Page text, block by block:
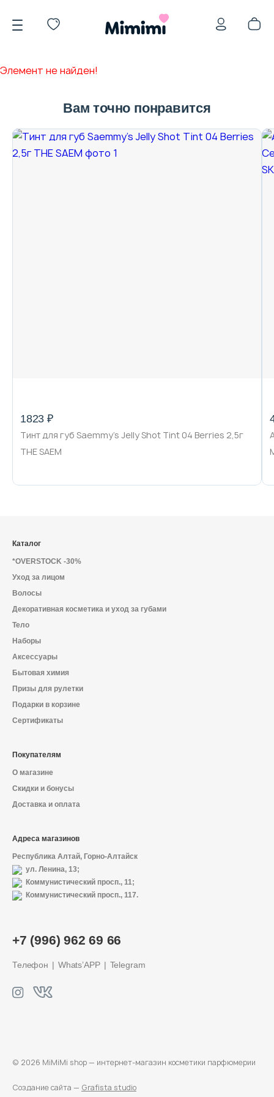
*OVERSTOCK -30%
Аксессуары
Политика конфиденциальности
+7 (996) 962 69 66
Телефон Whats’APP Telegram
Элемент не найден!
Вам точно понравится
1823 ₽
Тинт для губ Saemmy's Jelly Shot Tint 04 Berries 2,5г
THE SAEM
+7 (996) 962 69 66
Телефон Whats’APP Telegram
Каталог
*OVERSTOCK -30%
Уход за лицом
Волосы
Декоративная косметика и уход за губами
Тело
Наборы
Аксессуары
Бытовая химия
Призы для рулетки
Подарки в корзине
Сертификаты
Покупателям
О магазине
Скидки и бонусы
Доставка и оплата
Адреса магазинов
Республика Алтай, Горно-Алтайск
ул. Ленина, 13;
Коммунистический просп., 11;
Коммунистический просп., 117.
© 2026 MiMiMi shop — интернет-магазин косметики парфюмерии
Создание сайта — Grafista studio